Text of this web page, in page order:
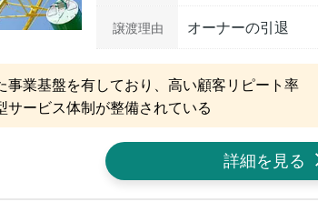
譲渡理由 オーナーの引退
事業基盤を有しており、高い顧客リピート率
サービス体制が整備されている
詳細を見る